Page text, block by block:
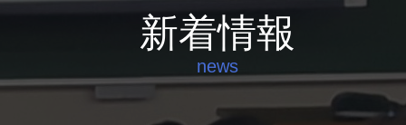
新着情報
news